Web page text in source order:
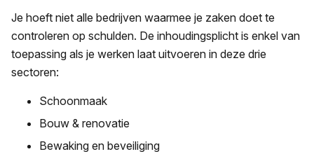
Je hoeft niet alle bedrijven waarmee je zaken doet te
controleren op schulden. De inhoudingsplicht is enkel van
toepassing als je werken laat uitvoeren in deze drie
sectoren:
Schoonmaak
Bouw & renovatie
Bewaking en beveiliging